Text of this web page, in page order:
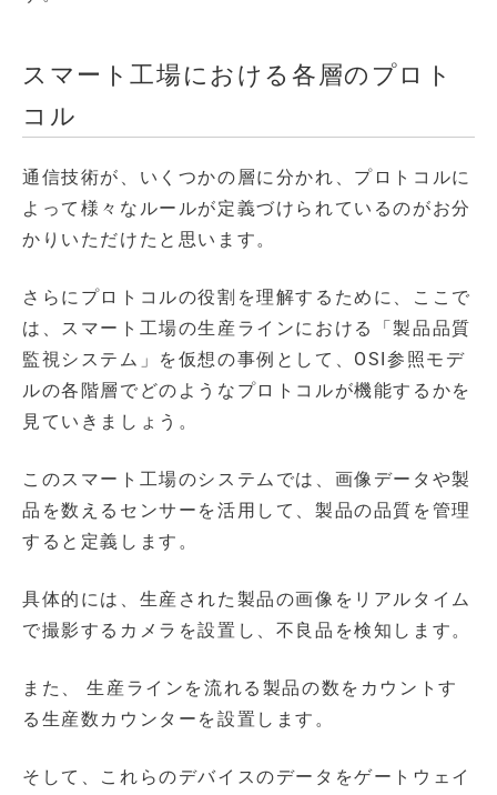
スマート工場における各層のプロト
コル
通信技術が、いくつかの層に分かれ、プロトコルに
よって様々なルールが定義づけられているのがお分
かりいただけたと思います。
さらにプロトコルの役割を理解するために、ここで
は、スマート工場の生産ラインにおける「製品品質
監視システム」を仮想の事例として、OSI参照モデ
ルの各階層でどのようなプロトコルが機能するかを
見ていきましょう。
このスマート工場のシステムでは、画像データや製
品を数えるセンサーを活用して、製品の品質を管理
すると定義します。
具体的には、生産された製品の画像をリアルタイム
で撮影するカメラを設置し、不良品を検知します。
また、 生産ラインを流れる製品の数をカウントす
る生産数カウンターを設置します。
そして、これらのデバイスのデータをゲートウェイ